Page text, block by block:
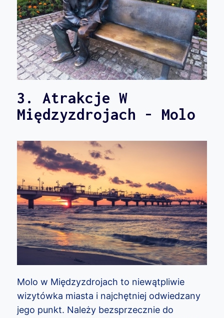
3. Atrakcje W
Międzyzdrojach - Molo
Molo w Międzyzdrojach to niewątpliwie
wizytówka miasta i najchętniej odwiedzany
jego punkt. Należy bezsprzecznie do